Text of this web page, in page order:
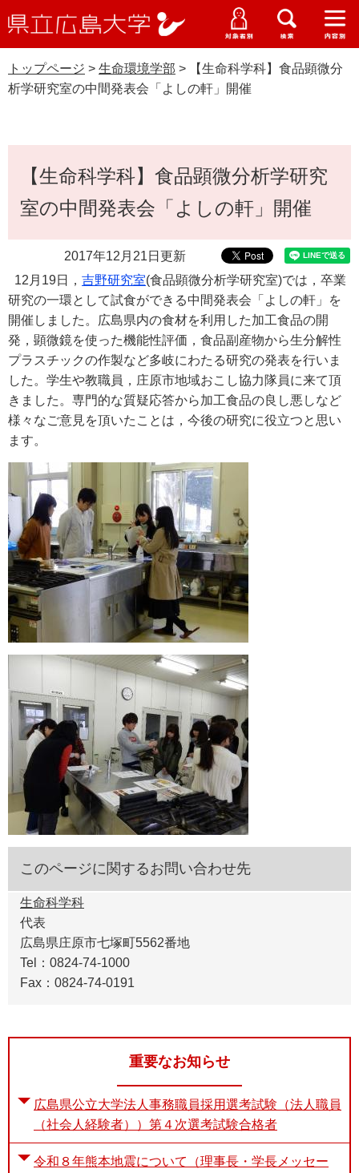
ー
ジ
先
ニ
ュ
を
ニ
ュ
ー
ニ
ュ
ー
ニ
ュ
ー
立
大
学
受験生の皆さま
地域・企業の皆さま
研究者の皆さま
教職員の皆さま
受験生特設サイト
WEB版大学案内
資料請求
한국어 日本語
G
o
o
g
l
e
カ
ス
タ
ム
すべて ページ PDF
大学概要
研究・地域連携・国際交流
トップページ > 生命環境学部 >
【生命科学科】食品顕微分
析学研究室の中間発表会「よしの軒」開催
【生命科学科】食品顕微分析学研究
室の中間発表会「よしの軒」開催
2017年12月21日更新
12 月 19日， 吉野研究室(食品顕微分析学研究室)では，卒業
研究の一環として試食ができる中間発表会「よしの軒」を
開催しました。広島県内の食材を利用した加工食品の開
発，顕微鏡を使った機能性評価，食品副産物から生分解性
プラスチックの作製など多岐にわたる研究の発表を行いま
した。学生や教職員，庄原市地域おこし協力隊員に来て頂
きました。専門的な質疑応答から加工食品の良し悪しなど
様々なご意見を頂いたことは，今後の研究に役立つと思い
ます。
このページに関するお問い合わせ先
生命科学科
代表
広島県庄原市七塚町5562番地
Tel：0824-74-1000
Fax：0824-74-0191
重要なお知らせ
広島県公立大学法人事務職員採用選考試験（法人職員
（社会人経験者））第４次選考試験合格者
令和８年熊本地震について（理事長・学長メッセー